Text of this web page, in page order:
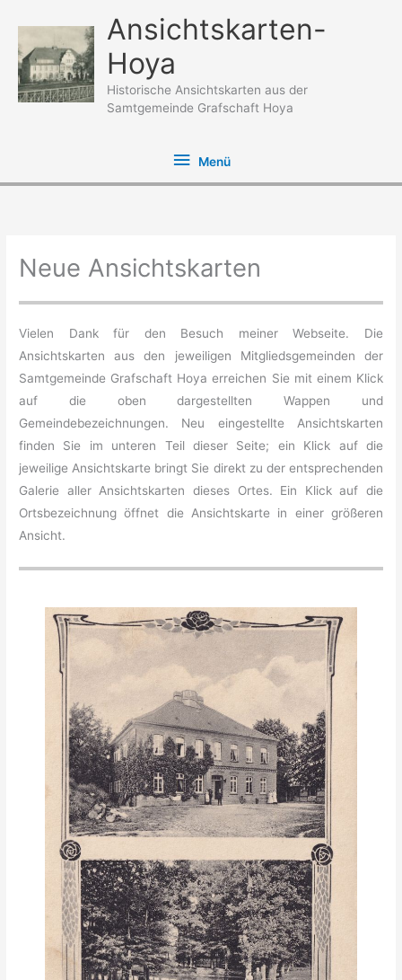
springen
Ansichtskarten-
Hoya
Historische Ansichtskarten aus der
Samtgemeinde Grafschaft Hoya
Menü
Menü
Neue Ansichtskarten
Vielen Dank für den Besuch meiner Webseite. Die
Ansichtskarten aus den jeweiligen Mitgliedsgemeinden der
Samtgemeinde Grafschaft Hoya erreichen Sie mit einem Klick
auf die oben dargestellten Wappen und
Gemeindebezeichnungen. Neu eingestellte Ansichtskarten
finden Sie im unteren Teil dieser Seite; ein Klick auf die
jeweilige Ansichtskarte bringt Sie direkt zu der entsprechenden
Galerie aller Ansichtskarten dieses Ortes. Ein Klick auf die
Ortsbezeichnung öffnet die Ansichtskarte in einer größeren
Ansicht.